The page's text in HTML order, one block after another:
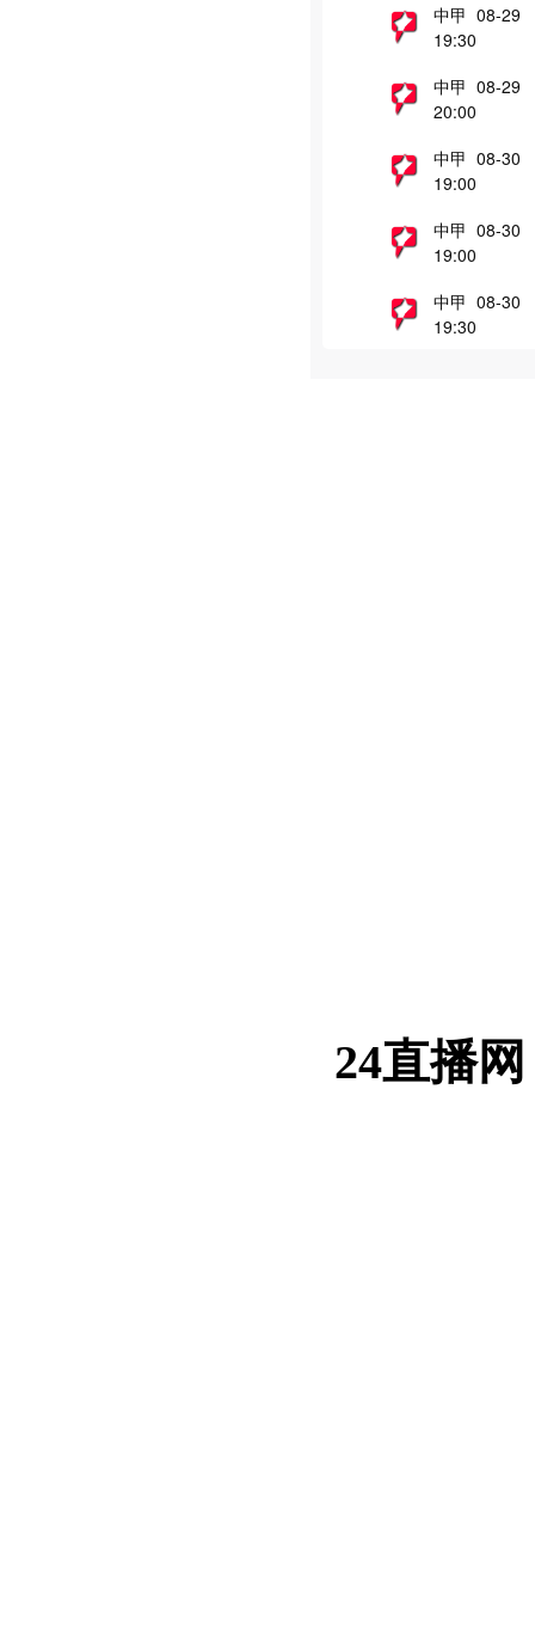
中甲 08-29
19:30
中甲 08-29
20:00
中甲 08-30
19:00
中甲 08-30
19:00
中甲 08-30
19:30
24直播网